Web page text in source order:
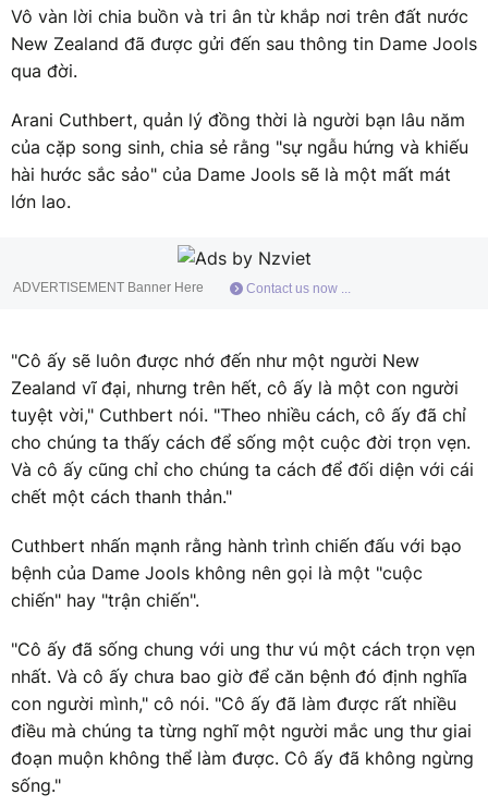
Vô vàn lời chia buồn và tri ân từ khắp nơi trên đất nước
New Zealand đã được gửi đến sau thông tin Dame Jools
qua đời.
Arani Cuthbert, quản lý đồng thời là người bạn lâu năm
của cặp song sinh, chia sẻ rằng "sự ngẫu hứng và khiếu
hài hước sắc sảo" của Dame Jools sẽ là một mất mát
lớn lao.
ADVERTISEMENT Banner Here Contact us now ...
"Cô ấy sẽ luôn được nhớ đến như một người New
Zealand vĩ đại, nhưng trên hết, cô ấy là một con người
tuyệt vời," Cuthbert nói. "Theo nhiều cách, cô ấy đã chỉ
cho chúng ta thấy cách để sống một cuộc đời trọn vẹn.
Và cô ấy cũng chỉ cho chúng ta cách để đối diện với cái
chết một cách thanh thản."
Cuthbert nhấn mạnh rằng hành trình chiến đấu với bạo
bệnh của Dame Jools không nên gọi là một "cuộc
chiến" hay "trận chiến".
"Cô ấy đã sống chung với ung thư vú một cách trọn vẹn
nhất. Và cô ấy chưa bao giờ để căn bệnh đó định nghĩa
con người mình," cô nói. "Cô ấy đã làm được rất nhiều
điều mà chúng ta từng nghĩ một người mắc ung thư giai
đoạn muộn không thể làm được. Cô ấy đã không ngừng
sống."